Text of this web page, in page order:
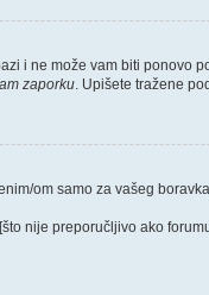
i ne može vam biti ponovo
zaporku. Upišete tražene
om samo za vašeg
nije preporučljivo ako